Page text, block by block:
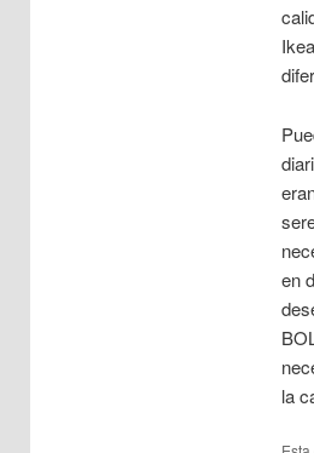
en
la